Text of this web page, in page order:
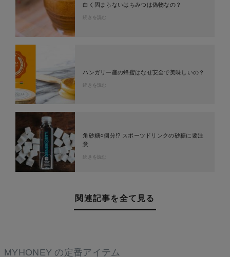
白く固まらないはちみつは偽物なの？
続きを読む
ハンガリー産の蜂蜜はなぜ安全で美味しいの？
続きを読む
角砂糖○個分!? スポーツドリンクの砂糖に要注
意
続きを読む
関連記事を全て見る
MYHONEY の定番アイテム